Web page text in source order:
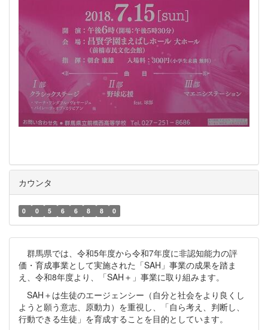
カウンタ
0 0 5 6 6 8 8 0
群馬県では、令和5年度から令和7年度に非認知能力の評
価・育成事業として実施された「SAH」事業の成果を踏ま
え、令和8年度より、「SAH＋」事業に取り組みます。
SAH＋は生徒のエージェンシー（自分と社会をより良くし
ようと願う意志、原動力）を重視し、「自ら考え、判断し、
行動できる生徒」を育成することを目的としています。